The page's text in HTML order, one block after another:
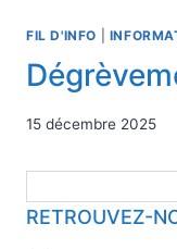
FIL D'INFO
15 décembre 2025
RETROUVEZ-